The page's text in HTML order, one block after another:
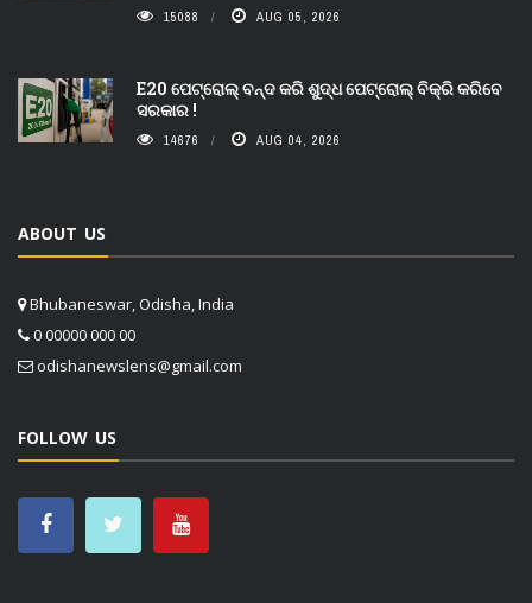
15088 AUG 05, 2026
E20 ପେଟ୍ରୋଲ୍ ବନ୍ଦ କରି ଶୁଦ୍ଧ ପେଟ୍ରୋଲ୍ ବିକ୍ରି କରିବେ
ସରକାର !
14676 AUG 04, 2026
ABOUT US
Bhubaneswar, Odisha, India
0 00000 000 00
odishanewslens@gmail.com
FOLLOW US